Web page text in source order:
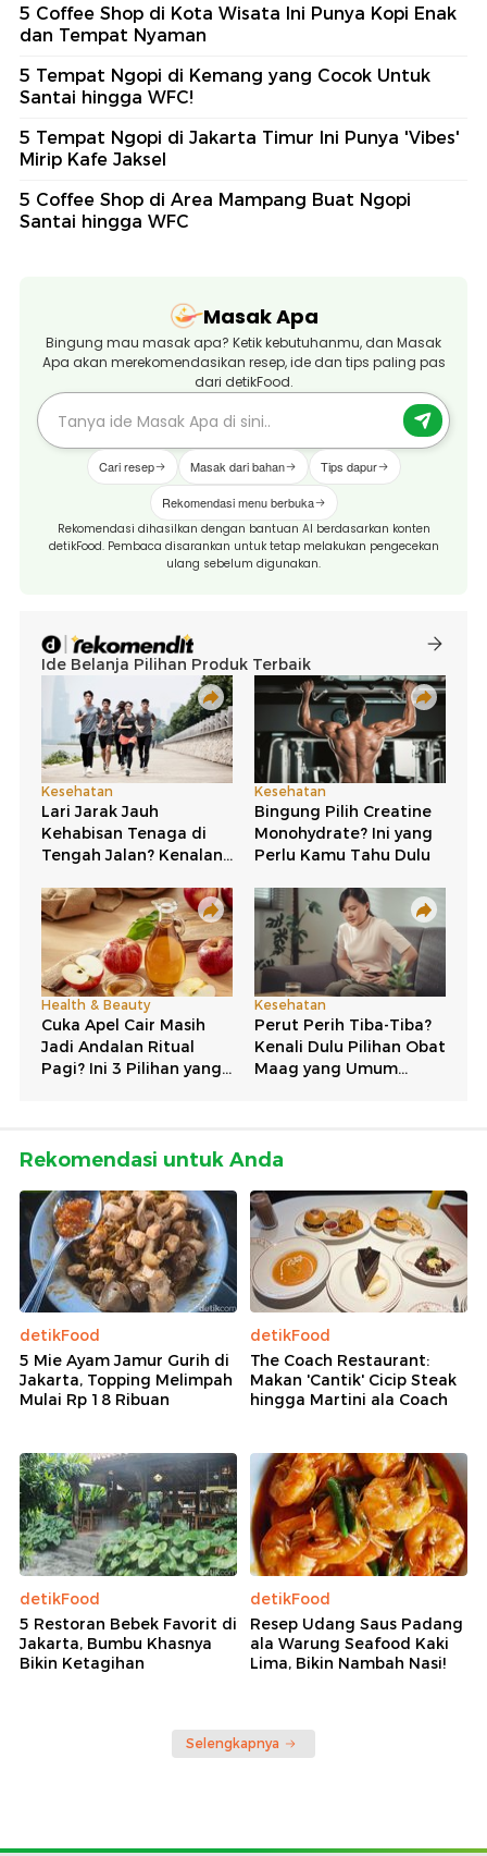
5 Coffee Shop di Kota Wisata Ini Punya Kopi Enak
dan Tempat Nyaman
5 Tempat Ngopi di Kemang yang Cocok Untuk
Santai hingga WFC!
5 Tempat Ngopi di Jakarta Timur Ini Punya 'Vibes'
Mirip Kafe Jaksel
5 Coffee Shop di Area Mampang Buat Ngopi
Santai hingga WFC
Masak Apa
Bingung mau masak apa? Ketik kebutuhanmu, dan Masak
Apa akan merekomendasikan resep, ide dan tips paling pas
dari detikFood.
Cari resep Masak dari bahan Tips dapur
Rekomendasi menu berbuka
Rekomendasi dihasilkan dengan bantuan AI berdasarkan konten
detikFood. Pembaca disarankan untuk tetap melakukan pengecekan
ulang sebelum digunakan.
Rekomendasi untuk Anda
detikFood
5 Mie Ayam Jamur Gurih di
Jakarta, Topping Melimpah
Mulai Rp 18 Ribuan
detikFood
The Coach Restaurant:
Makan 'Cantik' Cicip Steak
hingga Martini ala Coach
detikFood
5 Restoran Bebek Favorit di
Jakarta, Bumbu Khasnya
Bikin Ketagihan
detikFood
Resep Udang Saus Padang
ala Warung Seafood Kaki
Lima, Bikin Nambah Nasi!
Selengkapnya